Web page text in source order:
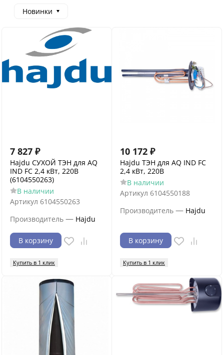
Новинки
7 827 ₽
Hajdu СУХОЙ ТЭН для AQ
IND FC 2,4 кВт, 220B
(6104550263)
В наличии
Артикул 6104550263
Производитель — Hajdu
В корзину
Купить в 1 клик
10 172 ₽
Hajdu ТЭН для AQ IND FC
2,4 кВт, 220B
В наличии
Артикул 6104550188
Производитель — Hajdu
В корзину
Купить в 1 клик